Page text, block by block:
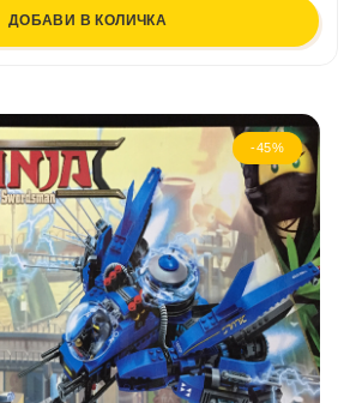
ДОБАВИ В КОЛИЧКА
-45%